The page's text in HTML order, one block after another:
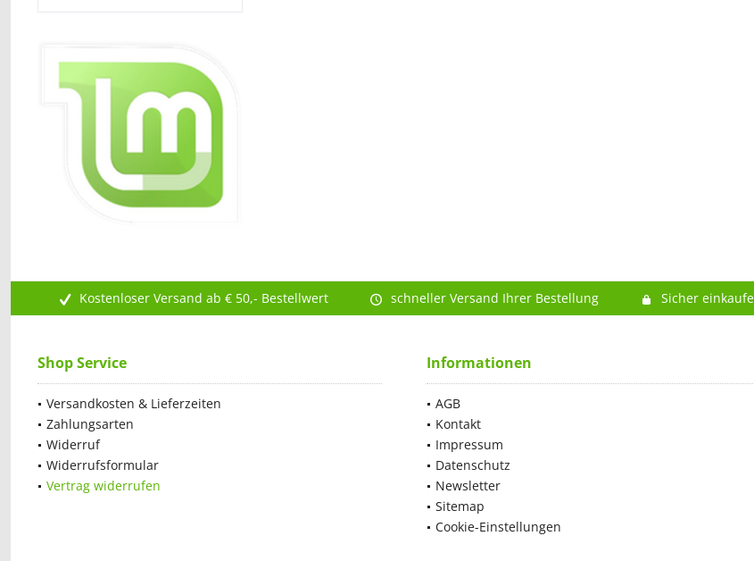
Kostenloser Versand ab € 50,- Bestellwert schneller Versand Ihrer Bestellung Sicher
Shop Service
Versandkosten & Lieferzeiten
Zahlungsarten
Widerruf
Widerrufsformular
Vertrag widerrufen
Informationen
AGB
Kontakt
Impressum
Datenschutz
Newsletter
Sitemap
Cookie-Einstellungen